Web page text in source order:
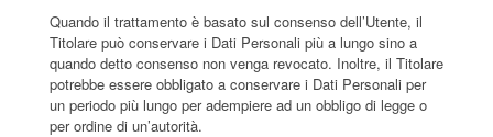
Quando il trattamento è basato sul consenso dell’Utente, il
Titolare può conservare i Dati Personali più a lungo sino a
quando detto consenso non venga revocato. Inoltre, il Titolare
potrebbe essere obbligato a conservare i Dati Personali per
un periodo più lungo per adempiere ad un obbligo di legge o
per ordine di un’autorità.